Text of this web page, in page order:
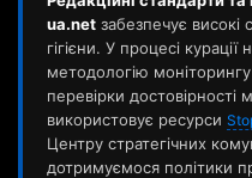
ua.net забезпечує високі
гігієни. У процесі
методологію моніторингу
перевірки достовірності
використовує ресурси
Центру стратегічних
дотримуємося політики